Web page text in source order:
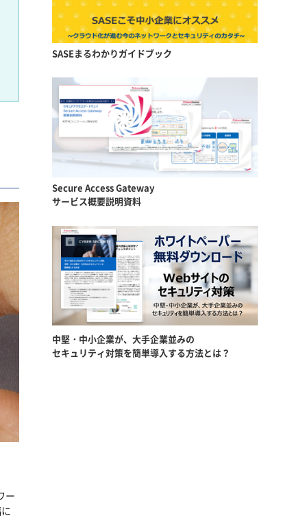
ー
SASEまるわかりガイドブック
Secure Access Gateway
サービス概要説明資料
中堅・中小企業が、大手企業並みの
セキュリティ対策を簡単導入する方法とは？